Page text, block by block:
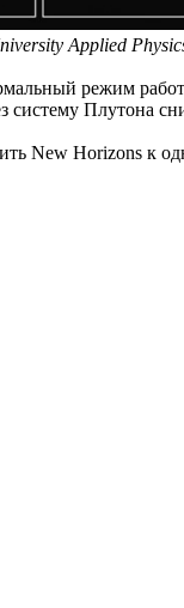
Applied
режим
систему Плутона
New Horizons к